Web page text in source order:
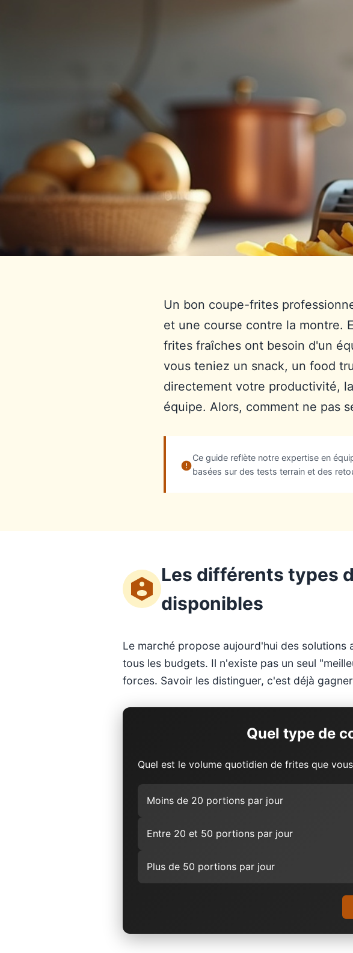
Un bon coupe-frites
et une course contre la montre.
frites fraîches ont besoin d'un
vous teniez un snack, un food
directement votre productivité,
équipe. Alors, comment ne pas
Ce guide reflète notre expertise en
basées sur des tests terrain et des
Les différents types
disponibles
Le marché propose aujourd'hui des
tous les budgets. Il n'existe pas un seul
forces. Savoir les distinguer, c'est déjà
Quel type de
Quel est le volume quotidien de frites que
Moins de 20 portions par jour
Entre 20 et 50 portions par jour
Plus de 50 portions par jour